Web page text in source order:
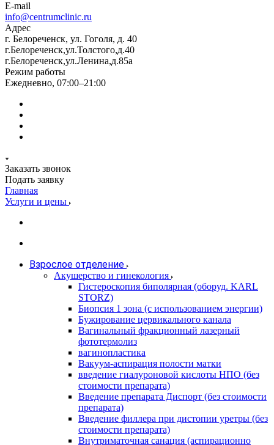
E-mail
info@centrumclinic.ru
Адрес
г. Белореченск, ул. Гоголя, д. 40
г.Белореченск,ул.Толстого,д.40
г.Белореченск,ул.Ленина,д.85а
Режим работы
Ежедневно, 07:00–21:00
Заказать звонок
Подать заявку
Главная
Услуги и цены
Взрослое отделение
Акушерство и гинекология
Гистероскопия биполярная (оборуд. KARL
STORZ)
Биопсия 1 зона (с использованием энергии)
Бужирование цервикального канала
Вагинальный фракционный лазерный
фототермолиз
вагинопластика
Вакуум-аспирация полости матки
введение гиалуроновой кислоты НПО (без
стоимости препарата)
Введение препарата Диспорт (без стоимости
препарата)
Введение филлера при дистопии уретры (без
стоимости препарата)
Внутриматочная санация (аспирационно